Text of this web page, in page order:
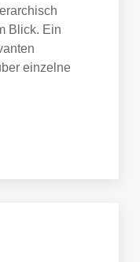
Blick. Ein
einzelne